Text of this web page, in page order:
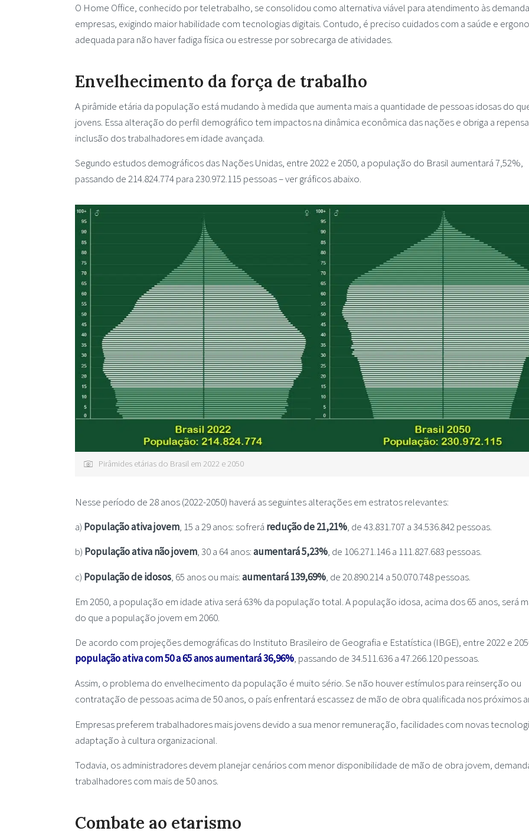
O Home Office, conhecido por teletrabalho, se consolidou como alternativa viável para atendimento às
empresas, exigindo maior habilidade com tecnologias digitais. Contudo, é preciso cuidados com a saúde e
adequada para não haver fadiga física ou estresse por sobrecarga de atividades.
Envelhecimento da força de trabalho
A pirâmide etária da população está mudando à medida que aumenta mais a quantidade de pessoas idosas do
jovens. Essa alteração do perfil demográfico tem impactos na dinâmica econômica das nações e obriga a
inclusão dos trabalhadores em idade avançada.
Segundo estudos demográficos das Nações Unidas, entre 2022 e 2050, a população do Brasil aumentará 7,52%,
passando de 214.824.774 para 230.972.115 pessoas – ver gráficos abaixo.
Pirâmides etárias do Brasil em 2022 e 2050
Nesse período de 28 anos (2022-2050) haverá as seguintes alterações em estratos relevantes:
a) População ativa jovem, 15 a 29 anos: sofrerá redução de 21,21%, de 43.831.707 a 34.536.842 pessoas.
b) População ativa não jovem, 30 a 64 anos:aumentará 5,23%, de 106.271.146 a 111.827.683 pessoas.
c) População de idosos, 65 anos ou mais:aumentará 139,69%, de 20.890.214 a 50.070.748 pessoas.
Em 2050, a população em idade ativa será 63% da população total. A população idosa, acima dos 65 anos, será
do que a população jovem em 2060.
De acordo com projeções demográficas do Instituto Brasileiro de Geografia e Estatística (IBGE), entre 2022 e
população ativa com 50 a 65 anos aumentará 36,96%, passando de 34.511.636 a 47.266.120 pessoas.
Assim, o problema do envelhecimento da população é muito sério. Se não houver estímulos para reinserção ou
contratação de pessoas acima de 50 anos, o país enfrentará escassez de mão de obra qualificada nos próximos
Empresas preferem trabalhadores mais jovens devido a sua menor remuneração, facilidades com novas
adaptação à cultura organizacional.
Todavia, os administradores devem planejar cenários com menor disponibilidade de mão de obra jovem,
trabalhadores com mais de 50 anos.
Combate ao etarismo